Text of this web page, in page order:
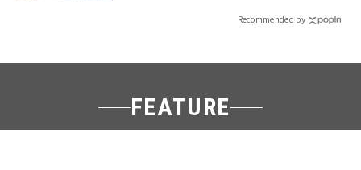
Recommended by
FEATURE